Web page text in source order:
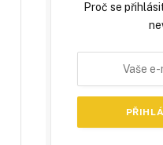
Proč se